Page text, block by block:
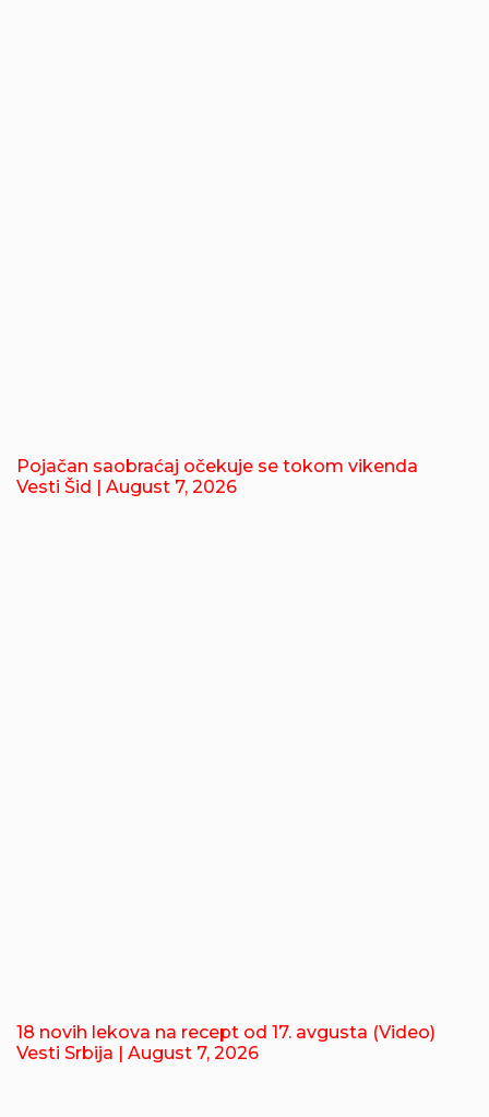
Pojačan saobraćaj očekuje se tokom vikenda
Vesti Šid | August 7, 2026
18 novih lekova na recept od 17. avgusta (Video)
Vesti Srbija | August 7, 2026